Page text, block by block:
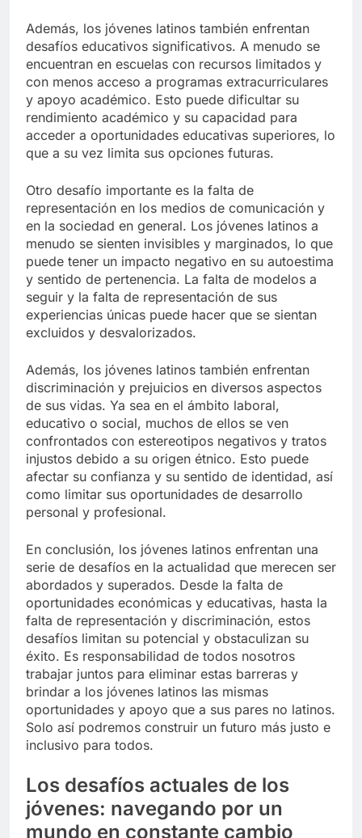
Además, los jóvenes latinos también enfrentan
desafíos educativos significativos. A menudo se
encuentran en escuelas con recursos limitados y
con menos acceso a programas extracurriculares
y apoyo académico. Esto puede dificultar su
rendimiento académico y su capacidad para
acceder a oportunidades educativas superiores, lo
que a su vez limita sus opciones futuras.
Otro desafío importante es la falta de
representación en los medios de comunicación y
en la sociedad en general. Los jóvenes latinos a
menudo se sienten invisibles y marginados, lo que
puede tener un impacto negativo en su autoestima
y sentido de pertenencia. La falta de modelos a
seguir y la falta de representación de sus
experiencias únicas puede hacer que se sientan
excluidos y desvalorizados.
Además, los jóvenes latinos también enfrentan
discriminación y prejuicios en diversos aspectos
de sus vidas. Ya sea en el ámbito laboral,
educativo o social, muchos de ellos se ven
confrontados con estereotipos negativos y tratos
injustos debido a su origen étnico. Esto puede
afectar su confianza y su sentido de identidad, así
como limitar sus oportunidades de desarrollo
personal y profesional.
En conclusión, los jóvenes latinos enfrentan una
serie de desafíos en la actualidad que merecen ser
abordados y superados. Desde la falta de
oportunidades económicas y educativas, hasta la
falta de representación y discriminación, estos
desafíos limitan su potencial y obstaculizan su
éxito. Es responsabilidad de todos nosotros
trabajar juntos para eliminar estas barreras y
brindar a los jóvenes latinos las mismas
oportunidades y apoyo que a sus pares no latinos.
Solo así podremos construir un futuro más justo e
inclusivo para todos.
Los desafíos actuales de los
jóvenes: navegando por un
mundo en constante cambio